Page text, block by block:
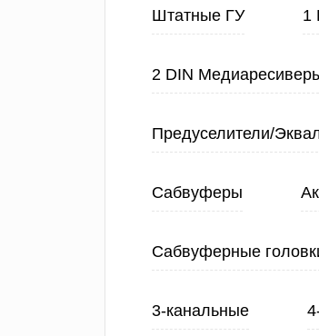
Штатные ГУ 1
2 DIN
Предуселители/
Сабвуферы
Сабвуферные
3-канальные